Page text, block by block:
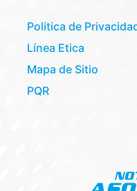
Politica de
Línea Etica
Mapa de Sitio
PQR